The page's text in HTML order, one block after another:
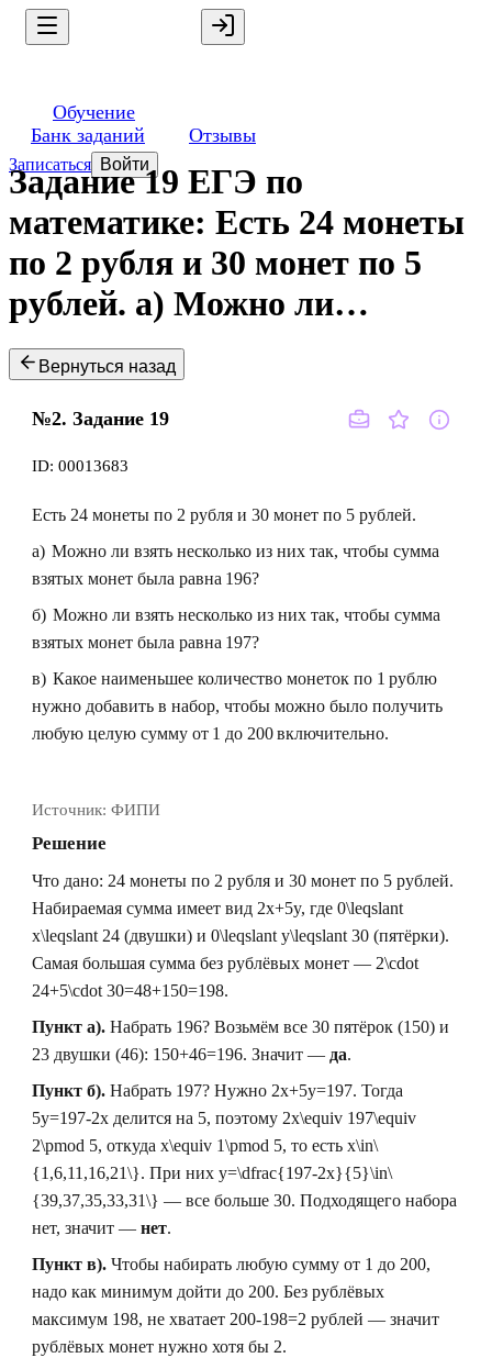
Обучение
Банк заданий
Отзывы
Записаться Войти
Задание 19 ЕГЭ по
математике: Есть 24 монеты
по 2 рубля и 30 монет по 5
рублей. а) Можно ли…
Вернуться назад
№2. Задание 19
ID: 00013683
Есть 24 монеты по 2 рубля и 30 монет по 5 рублей.
а) Можно ли взять несколько из них так, чтобы сумма
взятых монет была равна 196?
б) Можно ли взять несколько из них так, чтобы сумма
взятых монет была равна 197?
в) Какое наименьшее количество монеток по 1 рублю
нужно добавить в набор, чтобы можно было получить
любую целую сумму от 1 до 200 включительно.
Источник: ФИПИ
Решение
Что дано: 24 монеты по 2 рубля и 30 монет по 5 рублей.
Набираемая сумма имеет вид 2x+5y, где 0\leqslant
x\leqslant 24 (двушки) и 0\leqslant y\leqslant 30 (пятёрки).
Самая большая сумма без рублёвых монет — 2\cdot
24+5\cdot 30=48+150=198.
Пункт а). Набрать 196? Возьмём все 30 пятёрок (150) и
23 двушки (46): 150+46=196. Значит — да.
Пункт б). Набрать 197? Нужно 2x+5y=197. Тогда
5y=197-2x делится на 5, поэтому 2x\equiv 197\equiv
2\pmod 5, откуда x\equiv 1\pmod 5, то есть x\in\
{1,6,11,16,21\}. При них y=\dfrac{197-2x}{5}\in\
{39,37,35,33,31\} — все больше 30. Подходящего набора
нет, значит — нет.
Пункт в). Чтобы набирать любую сумму от 1 до 200,
надо как минимум дойти до 200. Без рублёвых
максимум 198, не хватает 200-198=2 рублей — значит
рублёвых монет нужно хотя бы 2.